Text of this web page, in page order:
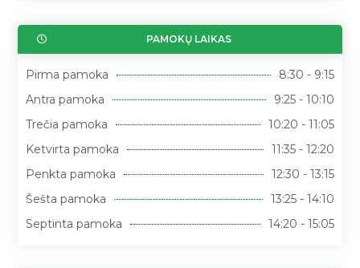
PAMOKŲ LAIKAS
Pirma pamoka
8:30 - 9:15
Antra pamoka
9:25 - 10:10
Trečia pamoka
10:20 - 11:05
Ketvirta pamoka
11:35 - 12:20
Penkta pamoka
12:30 - 13:15
Šešta pamoka
13:25 - 14:10
Septinta pamoka
14:20 - 15:05